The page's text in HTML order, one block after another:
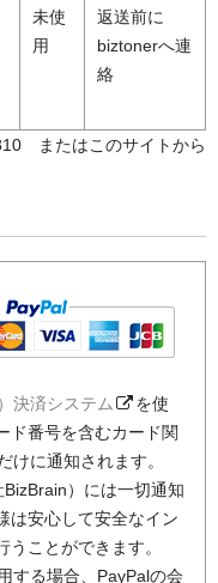
未使
用
返送前に
biztonerへ連
絡
またはこのサイトから
決済システム
を使
ド番号を含むカード関
けに通知されます。
）には一切通知
は安心して安全なイン
うことができます。
する場合、PayPalの会